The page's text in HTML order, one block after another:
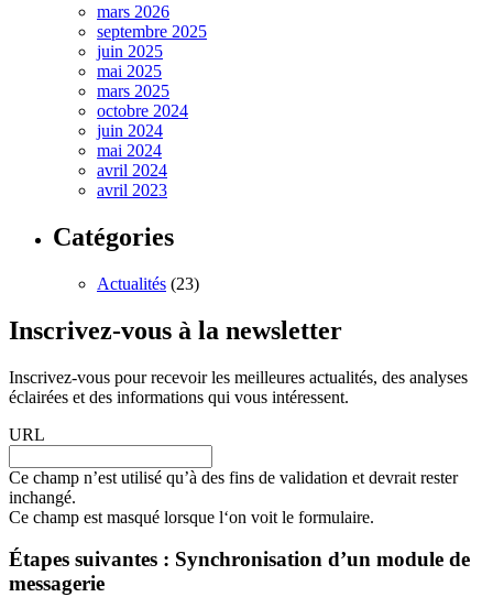
mars 2026
septembre 2025
juin 2025
mai 2025
mars 2025
octobre 2024
juin 2024
mai 2024
avril 2024
avril 2023
Catégories
Actualités (23)
Inscrivez-vous à la newsletter
Inscrivez-vous pour recevoir les meilleures actualités, des analyses
éclairées et des informations qui vous intéressent.
URL
Ce champ n’est utilisé qu’à des fins de validation et devrait rester
inchangé.
Ce champ est masqué lorsque l‘on voit le formulaire.
Étapes suivantes : Synchronisation d’un module de
messagerie